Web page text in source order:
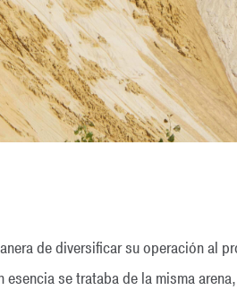
de diversificar su operación al
se trataba de la misma